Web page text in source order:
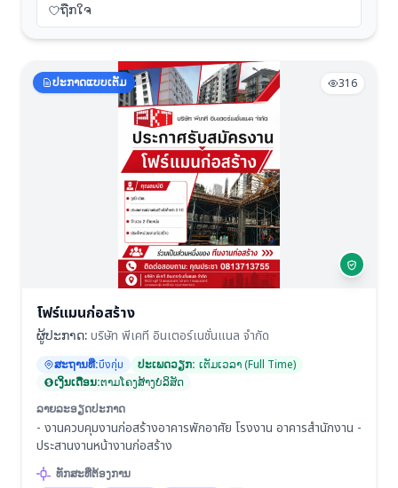
ຖືກໃຈ
ປະກາດແບບເຕັມ 316
โฟร์แมนก่อสร้าง
ຜູ້ປະກາດ:บริษัท พีเคที อินเตอร์เนชั่นแนล จำกัด
ສະຖານທີ່:บึงกุ่ม ປະເພດວຽກ: ເຕັມເວລາ (Full Time)
ເງິນເດືອນ:ຕາມໂຄງສ້າງບໍລິສັດ
ລາຍລະອຽດປະກາດ
- งานควบคุมงานก่อสร้างอาคารพักอาศัย โรงงาน อาคารสำนักงาน -
ประสานงานหน้างานก่อสร้าง
ທັກສະທີ່ຕ້ອງການ